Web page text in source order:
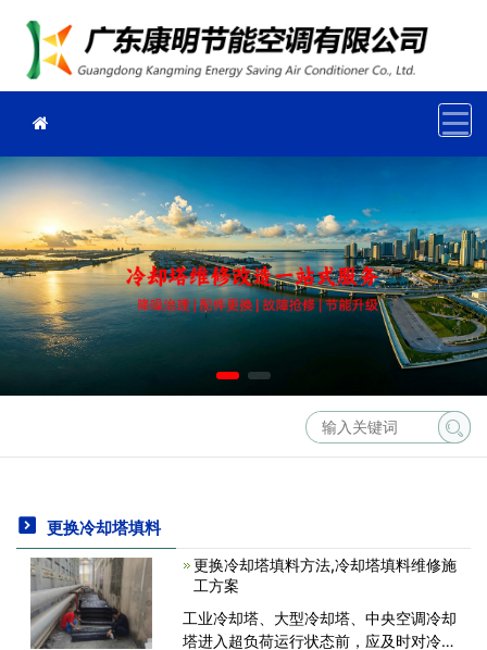
更换冷却塔填料
更换冷却塔填料方法,冷却塔填料维修施
工方案
工业冷却塔、大型冷却塔、中央空调冷却
塔进入超负荷运行状态前，应及时对冷却